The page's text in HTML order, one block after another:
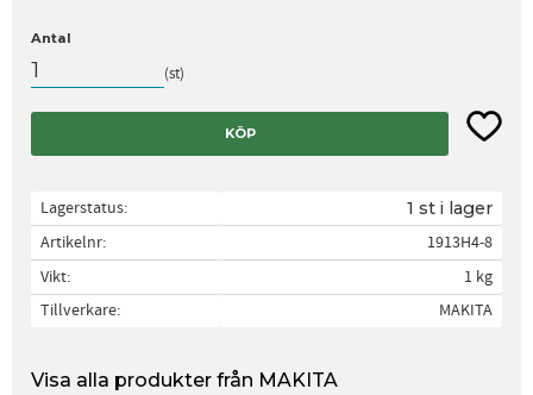
Antal
st
KÖP Lägg
Lagerstatus 1 st i lager
Artikelnr
1913H4-8
Vikt
1 kg
Tillverkare
MAKITA
Visa alla produkter från MAKITA